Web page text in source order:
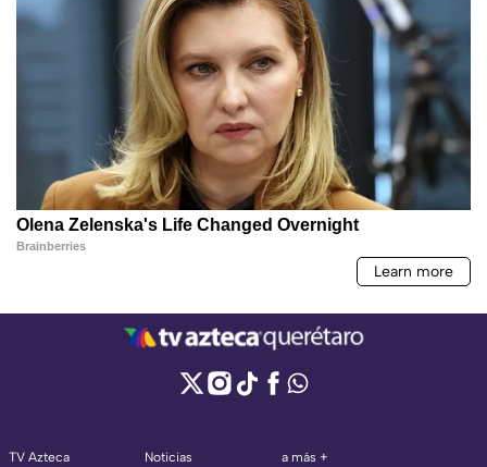
TV Azteca
Noticias
a más +